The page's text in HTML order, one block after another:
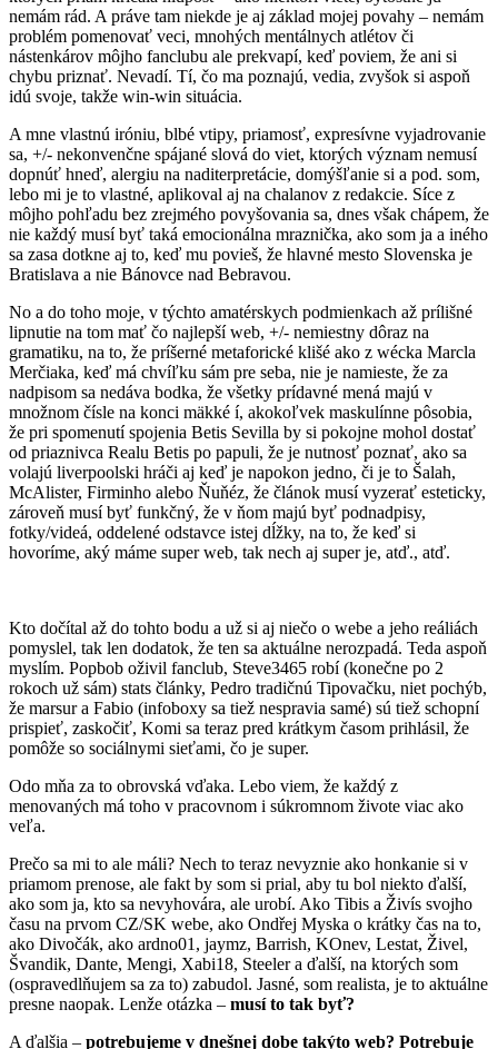
nemám rád. A práve tam niekde je aj základ mojej povahy – nemám
problém pomenovať veci, mnohých mentálnych atlétov či
nástenkárov môjho fanclubu ale prekvapí, keď poviem, že ani si
chybu priznať. Nevadí. Tí, čo ma poznajú, vedia, zvyšok si aspoň
idú svoje, takže win-win situácia.
A mne vlastnú iróniu, blbé vtipy, priamosť, expresívne vyjadrovanie
sa, +/- nekonvenčne spájané slová do viet, ktorých význam nemusí
dopnúť hneď, alergiu na naditerpretácie, domýšľanie si a pod. som,
lebo mi je to vlastné, aplikoval aj na chalanov z redakcie. Síce z
môjho pohľadu bez zrejmého povyšovania sa, dnes však chápem, že
nie každý musí byť taká emocionálna mraznička, ako som ja a iného
sa zasa dotkne aj to, keď mu povieš, že hlavné mesto Slovenska je
Bratislava a nie Bánovce nad Bebravou.
No a do toho moje, v týchto amatérskych podmienkach až prílišné
lipnutie na tom mať čo najlepší web, +/- nemiestny dôraz na
gramatiku, na to, že príšerné metaforické klišé ako z wécka Marcla
Merčiaka, keď má chvíľku sám pre seba, nie je namieste, že za
nadpisom sa nedáva bodka, že všetky prídavné mená majú v
množnom čísle na konci mäkké í, akokoľvek maskulínne pôsobia,
že pri spomenutí spojenia Betis Sevilla by si pokojne mohol dostať
od priaznivca Realu Betis po papuli, že je nutnosť poznať, ako sa
volajú liverpoolski hráči aj keď je napokon jedno, či je to Šalah,
McAlister, Firminho alebo Ňuňéz, že článok musí vyzerať esteticky,
zároveň musí byť funkčný, že v ňom majú byť podnadpisy,
fotky/videá, oddelené odstavce istej dĺžky, na to, že keď si
hovoríme, aký máme super web, tak nech aj super je, atď., atď.
Kto dočítal až do tohto bodu a už si aj niečo o webe a jeho reáliách
pomyslel, tak len dodatok, že ten sa aktuálne nerozpadá. Teda aspoň
myslím. Popbob oživil fanclub, Steve3465 robí (konečne po 2
rokoch už sám) stats články, Pedro tradičnú Tipovačku, niet pochýb,
že marsur a Fabio (infoboxy sa tiež nespravia samé) sú tiež schopní
prispieť, zaskočiť, Komi sa teraz pred krátkym časom prihlásil, že
pomôže so sociálnymi sieťami, čo je super.
Odo mňa za to obrovská vďaka. Lebo viem, že každý z
menovaných má toho v pracovnom i súkromnom živote viac ako
veľa.
Prečo sa mi to ale máli? Nech to teraz nevyznie ako honkanie si v
priamom prenose, ale fakt by som si prial, aby tu bol niekto ďalší,
ako som ja, kto sa nevyhovára, ale urobí. Ako Tibis a Živís svojho
času na prvom CZ/SK webe, ako Ondřej Myska o krátky čas na to,
ako Divočák, ako ardno01, jaymz, Barrish, KOnev, Lestat, Živel,
Švandik, Dante, Mengi, Xabi18, Steeler a ďalší, na ktorých som
(ospravedlňujem sa za to) zabudol. Jasné, som realista, je to aktuálne
presne naopak. Lenže otázka – musí to tak byť?
A ďalšia – potrebujeme v dnešnej dobe takýto web? Potrebuje